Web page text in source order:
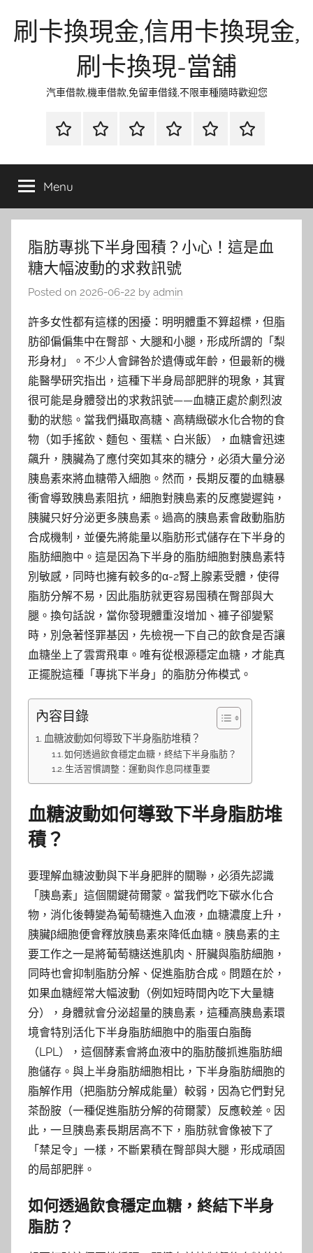
刷卡換現金,信用卡換現金,
刷卡換現-當舖
汽車借款,機車借款,免留車借錢,不限車種隨時歡迎您
首
當
金
網
資
流
時
環
清
聯
徵
Menu
脂肪專挑下半身囤積？小心！這是血
糖大幅波動的求救訊號
Posted on 2026-06-22 by admin
許多女性都有這樣的困擾：明明體重不算超標，但脂
肪卻偏偏集中在臀部、大腿和小腿，形成所謂的「梨
形身材」。不少人會歸咎於遺傳或年齡，但最新的機
能醫學研究指出，這種下半身局部肥胖的現象，其實
很可能是身體發出的求救訊號——血糖正處於劇烈波
動的狀態。當我們攝取高糖、高精緻碳水化合物的食
物（如手搖飲、麵包、蛋糕、白米飯），血糖會迅速
飆升，胰臟為了應付突如其來的糖分，必須大量分泌
胰島素來將血糖帶入細胞。然而，長期反覆的血糖暴
衝會導致胰島素阻抗，細胞對胰島素的反應變遲鈍，
胰臟只好分泌更多胰島素。過高的胰島素會啟動脂肪
合成機制，並優先將能量以脂肪形式儲存在下半身的
脂肪細胞中。這是因為下半身的脂肪細胞對胰島素特
別敏感，同時也擁有較多的α-2腎上腺素受體，使得
脂肪分解不易，因此脂肪就更容易囤積在臀部與大
腿。換句話說，當你發現體重沒增加、褲子卻變緊
時，別急著怪罪基因，先檢視一下自己的飲食是否讓
血糖坐上了雲霄飛車。唯有從根源穩定血糖，才能真
正擺脫這種「專挑下半身」的脂肪分佈模式。
內容目錄
血糖波動如何導致下半身脂肪堆積？
如何透過飲食穩定血糖，終結下半身脂肪？
生活習慣調整：運動與作息同樣重要
血糖波動如何導致下半身脂肪堆
積？
要理解血糖波動與下半身肥胖的關聯，必須先認識
「胰島素」這個關鍵荷爾蒙。當我們吃下碳水化合
物，消化後轉變為葡萄糖進入血液，血糖濃度上升，
胰臟β細胞便會釋放胰島素來降低血糖。胰島素的主
要工作之一是將葡萄糖送進肌肉、肝臟與脂肪細胞，
同時也會抑制脂肪分解、促進脂肪合成。問題在於，
如果血糖經常大幅波動（例如短時間內吃下大量糖
分），身體就會分泌超量的胰島素，這種高胰島素環
境會特別活化下半身脂肪細胞中的脂蛋白脂酶
（LPL），這個酵素會將血液中的脂肪酸抓進脂肪細
胞儲存。與上半身脂肪細胞相比，下半身脂肪細胞的
脂解作用（把脂肪分解成能量）較弱，因為它們對兒
茶酚胺（一種促進脂肪分解的荷爾蒙）反應較差。因
此，一旦胰島素長期居高不下，脂肪就會像被下了
「禁足令」一樣，不斷累積在臀部與大腿，形成頑固
的局部肥胖。
如何透過飲食穩定血糖，終結下半身
脂肪？